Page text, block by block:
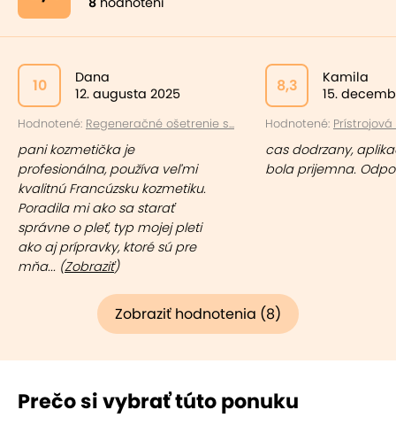
10
Dana
12. augusta 2025
Hodnotené: Regeneračné ošetrenie s...
pani kozmetička je
profesionálna, používa veľmi
kvalitnú Francúzsku kozmetiku.
Poradila mi ako sa starať
správne o pleť, typ mojej pleti
ako aj prípravky, ktoré sú pre
mňa... (Zobraziť)
8,3
Kamila
15.
Hodnotené: Prístrojová
cas dodrzany,
bola prijemna.
Zobraziť hodnotenia (8)
Prečo si vybrať túto ponuku